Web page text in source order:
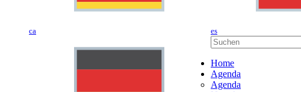
ca es
Home
Agenda
Agenda